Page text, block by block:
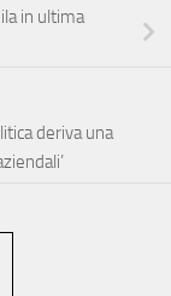
in ultima
deriva una